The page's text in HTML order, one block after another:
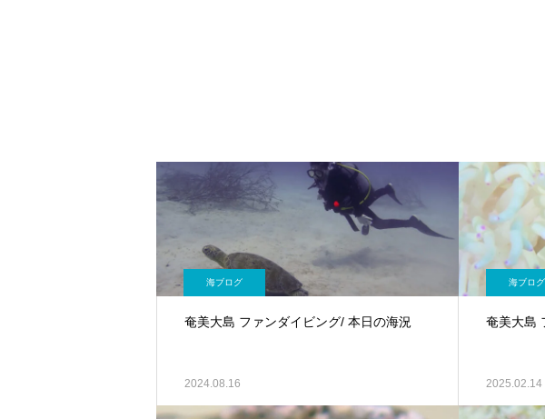
海ブログ
奄美大島 ファンダイビング/ 本日の海況
2024.08.16
海ブログ
奄美大島
2025.02.14